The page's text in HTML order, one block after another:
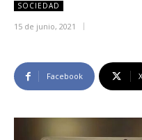
SOCIEDAD
15 de junio, 2021
Facebook X